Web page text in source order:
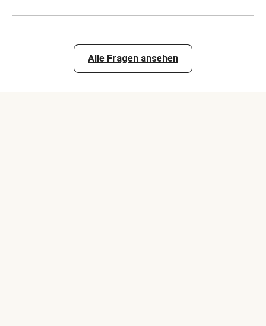
Alle Fragen ansehen